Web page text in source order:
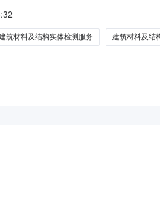
）建设工程土建第一标段建筑材料及
结构实体检测技术服务（包括原材
筑材料及结构实体检测服务 建筑材料及结